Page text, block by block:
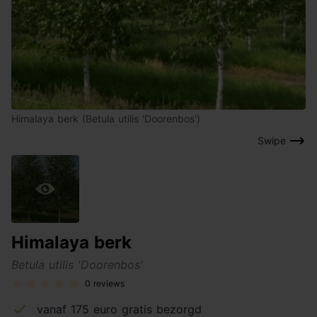
Swipe
Himalaya berk (Betula utilis 'Doorenbos')
Himalaya berk
Betula utilis 'Doorenbos'
0 reviews
vanaf 175 euro gratis bezorgd